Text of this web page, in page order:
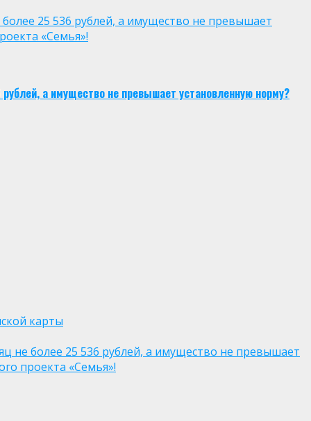
25 536 рублей, а имущество не превышает
«Семья»!
а имущество не превышает установленную норму?
карты
не более 25 536 рублей, а имущество не превышает
проекта «Семья»!